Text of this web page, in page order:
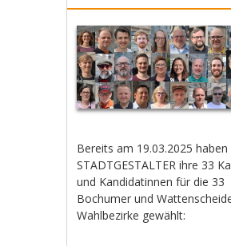
Bereits am 19.03.2025 haben
STADTGESTALTER ihre 33
und Kandidatinnen für die 33
Bochumer und
Wahlbezirke gewählt: